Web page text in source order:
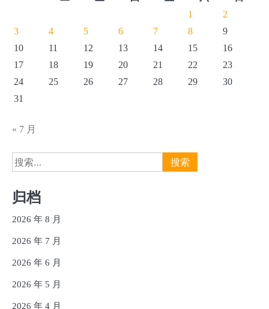
1
2
3
4 5 6 7 8
9
10
11 12 13 14 15
16
17
18 19 20 21 22
23
24
25 26 27 28 29
30
31
« 7 月
搜
索：
归档
2026 年 8 月
2026 年 7 月
2026 年 6 月
2026 年 5 月
2026 年 4 月